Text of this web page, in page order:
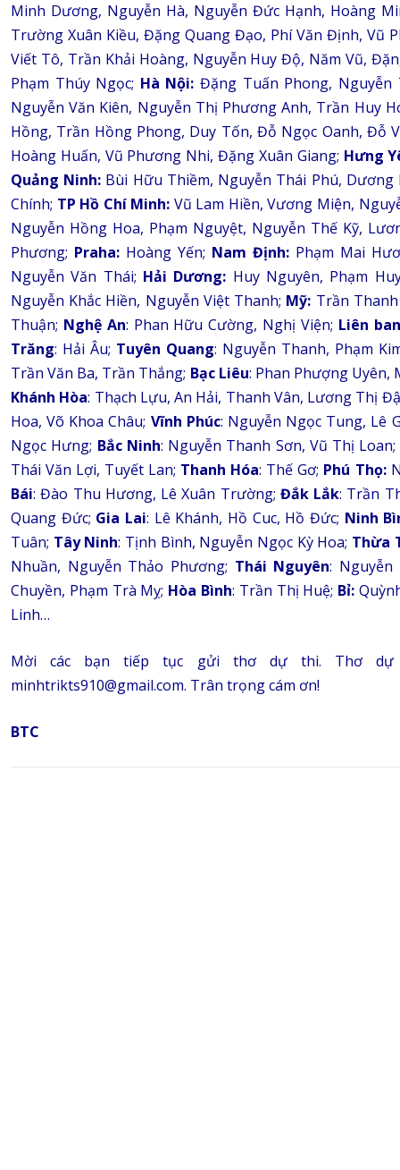
Minh Dương, Nguyễn Hà, Nguyễn Đức Hạnh, Hoàng
Trường Xuân Kiều, Đặng Quang Đạo, Phí Văn Định, Vũ
Viết Tô, Trần Khải Hoàng, Nguyễn Huy Độ, Năm Vũ,
Phạm Thúy Ngọc; Hà Nội: Đặng Tuấn Phong, Nguyễn
Nguyễn Văn Kiên, Nguyễn Thị Phương Anh, Trần Huy
Hồng, Trần Hồng Phong, Duy Tốn, Đỗ Ngọc Oanh, Đỗ
Hoàng Huấn, Vũ Phương Nhi, Đặng Xuân Giang; Hưng
Quảng Ninh: Bùi Hữu Thiềm, Nguyễn Thái Phú,
Chính; TP Hồ Chí Minh: Vũ Lam Hiền, Vương Miện,
Nguyễn Hồng Hoa, Phạm Nguyệt, Nguyễn Thế Kỹ,
Phương; Praha:Hoàng Yến; Nam Định:Phạm Mai
Nguyễn Văn Thái; Hải Dương: Huy Nguyên, Phạm
Nguyễn Khắc Hiền, Nguyễn Việt Thanh; Mỹ: Trần
Thuận; Nghệ An: Phan Hữu Cường, Nghị Viện; Liên
Trăng: Hải Âu; Tuyên Quang: Nguyễn Thanh, Phạm
Trần Văn Ba, Trần Thắng; Bạc Liêu: Phan Phượng Uyên,
Khánh Hòa: Thạch Lựu, An Hải, Thanh Vân, Lương Thị
Hoa, Võ Khoa Châu; Vĩnh Phúc: Nguyễn Ngọc Tung, Lê
Ngọc Hưng; Bắc Ninh: Nguyễn Thanh Sơn, Vũ Thị Loan;
Thái Văn Lợi, Tuyết Lan; Thanh Hóa: Thế Gơ; Phú Thọ:
Bái: Đào Thu Hương, Lê Xuân Trường; Đắk Lắk: Trần
Quang Đức; Gia Lai: Lê Khánh, Hồ Cuc, Hồ Đức; Ninh
Tuân; Tây Ninh: Tịnh Bình, Nguyễn Ngọc Kỳ Hoa; Thừa
Nhuần, Nguyễn Thảo Phương; Thái Nguyên:
Chuyền, Phạm Trà Mỵ; Hòa Bình: Trần Thị Huệ; Bỉ:
Linh…
Mời các bạn tiếp tục gửi thơ dự thi. Thơ dự
minhtrikts910@gmail.com. Trân trọng cám ơn!
BTC